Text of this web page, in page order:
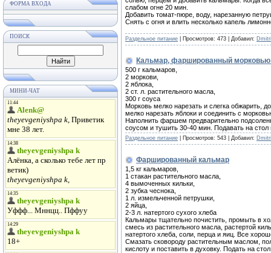
ФОРМА ВХОДА
ПОИСК
МИНИ-ЧАТ
слабом огне 20 мин.
Добавить томат-пюре, воду, нарезанную
Снять с огня и влить несколько капель
Раздельное питание Просмотров: 473 Добавил:
Кальмар, фаршированный морковью
500 г кальмаров,
2 моркови,
2 яблока,
2 ст. л. растительного масла,
300 г соуса
Морковь мелко нарезать и слегка обжарить,
мелко нарезать яблоки и соединить с
Наполнить фаршем предварительно
соусом и тушить 30-40 мин. Подавать на стол
Раздельное питание Просмотров: 543 Добавил:
Фаршированный кальмар
1,5 кг кальмаров,
1 стакан растительного масла,
4 вымоченных кильки,
2 зубка чеснока,
1 л. измельченной петрушки,
2 яйца,
2-3 л. натертого сухого хлеба
Кальмары тщательно почистить, промыть в
смесь из растительного масла, растертой
натертого хлеба, соли, перца и яиц. Все
Смазать сковороду растительным маслом,
кислоту и поставить в духовку. Подать на